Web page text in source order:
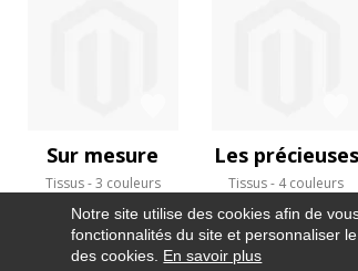
Sur mesure
Tissus 3 couleurs
Les précieuses
Tissus 4 couleurs
Notre site utilise des cookies afin de
fonctionnalités du site et personnaliser
des cookies. En savoir plus